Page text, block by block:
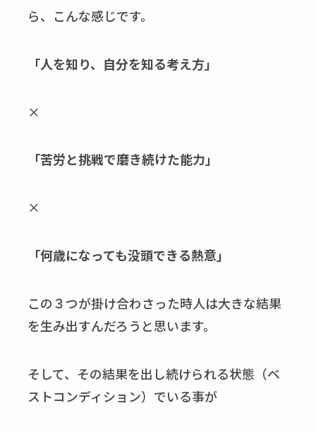
ら、こんな感じです。
「人を知り、自分を知る考え方」
×
「苦労と挑戦で磨き続けた能力」
×
「何歳になっても没頭できる熱意」
この３つが掛け合わさった時人は大きな結果
を生み出すんだろうと思います。
そして、その結果を出し続けられる状態（ベ
ストコンディション）でいる事が